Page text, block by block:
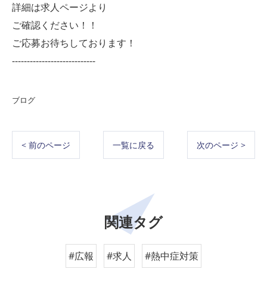
詳細は求人ページより
ご確認ください！！
ご応募お待ちしております！
----------------------------
ブログ
< 前のページ 一覧に戻る 次のページ >
関連タグ
#広報 #求人 #熱中症対策